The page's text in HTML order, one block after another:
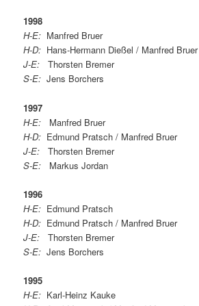
1998
H-E: Manfred Bruer
H-D: Hans-Hermann Dießel / Manfred Bruer
J-E: Thorsten Bremer
S-E: Jens Borchers
1997
H-E: Manfred Bruer
H-D: Edmund Pratsch / Manfred Bruer
J-E: Thorsten Bremer
S-E: Markus Jordan
1996
H-E: Edmund Pratsch
H-D: Edmund Pratsch / Manfred Bruer
J-E: Thorsten Bremer
S-E: Jens Borchers
1995
H-E: Karl-Heinz Kauke